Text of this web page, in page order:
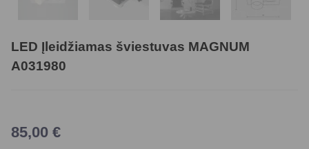
LED Įleidžiamas šviestuvas MAGNUM
A031980
85,00 €